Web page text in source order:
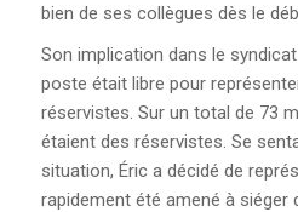
bien de ses collègues dès le
Son implication dans le
poste était libre pour
réservistes. Sur un total de 73
étaient des réservistes. Se
situation, Éric a décidé de
rapidement été amené à siéger